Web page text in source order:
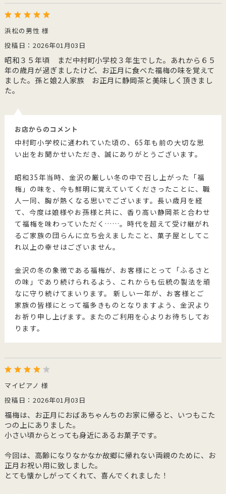
浜松の男性 様
投稿日：2026年01月03日
昭和３５年頃 まだ中村町小学校３年生でした。あれから６５
年の歳月が過ぎましたけど、お正月に食べた福梅の味を覚えて
ました。孫と娘2人家族 お正月に静岡茶と美味しく頂きまし
た。
お店からのコメント
中村町小学校に通われていた頃の、65年も前の大切な思
い出をお聞かせいただき、誠にありがとうございます。
昭和35年当時、金沢の厳しい冬の中で召し上がった「福
梅」の味を、今も鮮明に覚えていてくださったことに、職
人一同、胸が熱くなる思いでございます。長い歳月を経
て、今度は娘様やお孫様と共に、香り高い静岡茶と合わせ
て福梅を味わっていただく……。時代を超えて受け継がれ
るご家族の団らんに立ち会えましたこと、菓子屋としてこ
れ以上の幸せはございません。
金沢の冬の象徴である福梅が、お客様にとって「ふるさと
の味」であり続けられるよう、これからも伝統の製法を頑
なに守り続けてまいります。 新しい一年が、お客様とご
家族の皆様にとって福多きものとなりますよう、金沢より
お祈り申し上げます。またのご利用を心よりお待ちしてお
ります。
マイピアノ 様
投稿日：2026年01月03日
福梅は、お正月におばあちゃんちのお家に帰ると、いつもこた
つの上にありました。
小さい頃からとっても身近にあるお菓子です。
今回は、高齢になりなかなか故郷に帰れない両親のために、お
正月お祝い用に致しました。
とても懐かしがってくれて、喜んでくれました！